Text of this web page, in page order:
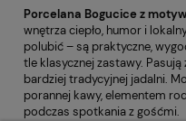
Porcelana Bogucice z
wnętrza ciepło, humor i
polubić – są praktyczne,
tle klasycznej zastawy.
bardziej tradycyjnej jadalni.
porannej kawy, elementem
podczas spotkania z gośćmi.